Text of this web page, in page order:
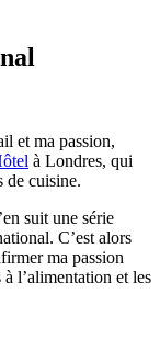
et ma passion,
à Londres, qui
de cuisine.
suit une série
C’est alors
ma passion
à l’alimentation et les